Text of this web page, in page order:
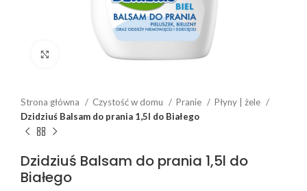
Click to enlarge
Strona główna Czystość w domu Pranie
Płyny | żele
Dzidziuś Balsam do prania 1,5l do Białego
Dzidziuś Balsam do prania 1,5l do
Białego